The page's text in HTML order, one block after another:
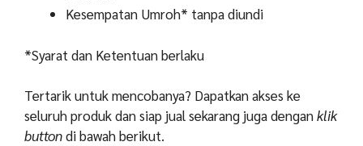
Kesempatan Umroh* tanpa diundi
*Syarat dan Ketentuan berlaku
Tertarik untuk mencobanya? Dapatkan akses ke
seluruh produk dan siap jual sekarang juga denganklik
buttondi bawah berikut.